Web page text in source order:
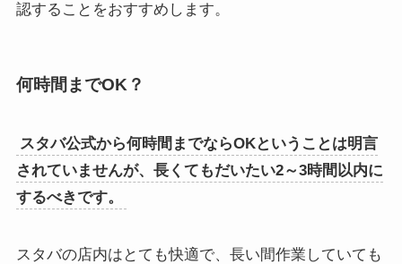
認することをおすすめします。
何時間までOK？
スタバ公式から何時間までならOKということは明言
されていませんが、長くてもだいたい2～3時間以内に
するべきです。
スタバの店内はとても快適で、長い間作業していても